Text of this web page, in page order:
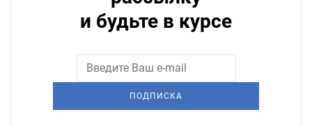
и будьте в курсе
ПОДПИСКА